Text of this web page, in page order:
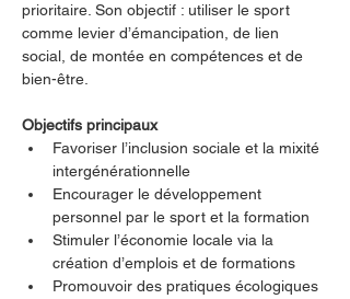
prioritaire. Son objectif : utiliser le sport
comme levier d’émancipation, de lien
social, de montée en compétences et de
bien-être.
Objectifs principaux
Favoriser l’inclusion sociale et la mixité
intergénérationnelle
Encourager le développement
personnel par le sport et la formation
Stimuler l’économie locale via la
création d’emplois et de formations
Promouvoir des pratiques écologiques